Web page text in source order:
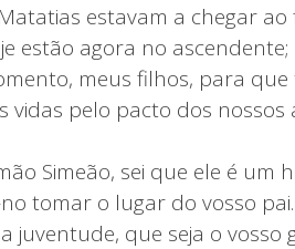
estavam a chegar ao
estão agora no
meus filhos, para
vidas pelo pacto dos
Simeão, sei que ele é um
tomar o lugar do vosso
juventude, que seja o